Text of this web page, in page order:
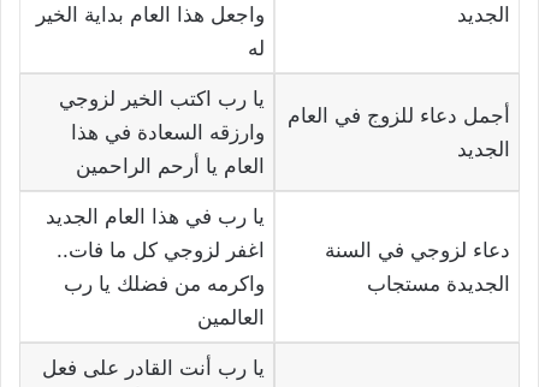
الجديد
واجعل هذا العام بداية الخير
له
أجمل دعاء للزوج في العام
الجديد
يا رب اكتب الخير لزوجي
وارزقه السعادة في هذا
العام يا أرحم الراحمين
دعاء لزوجي في السنة
الجديدة مستجاب
يا رب في هذا العام الجديد
اغفر لزوجي كل ما فات..
واكرمه من فضلك يا رب
العالمين
يا رب أنت القادر على فعل